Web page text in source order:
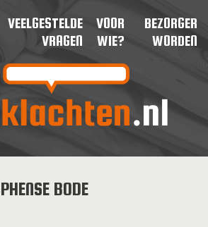
VEELGESTELDE
VRAGEN
VOOR
WIE?
BEZORGER
WORDEN
BODE